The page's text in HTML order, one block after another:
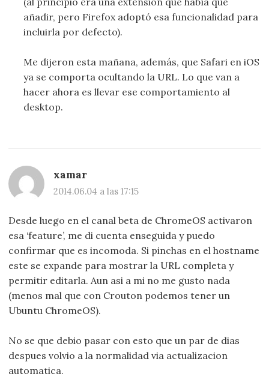
añadir, pero Firefox adoptó esa funcionalidad para
incluirla por defecto).
Me dijeron esta mañana, además, que Safari en iOS
ya se comporta ocultando la URL. Lo que van a
hacer ahora es llevar ese comportamiento al
desktop.
xamar
2014.06.04 a las 17:15
Desde luego en el canal beta de ChromeOS activaron
esa ‘feature’, me di cuenta enseguida y puedo
confirmar que es incomoda. Si pinchas en el hostname
este se expande para mostrar la URL completa y
permitir editarla. Aun asi a mi no me gusto nada
(menos mal que con Crouton podemos tener un
Ubuntu ChromeOS).
No se que debio pasar con esto que un par de dias
despues volvio a la normalidad via actualizacion
automatica.